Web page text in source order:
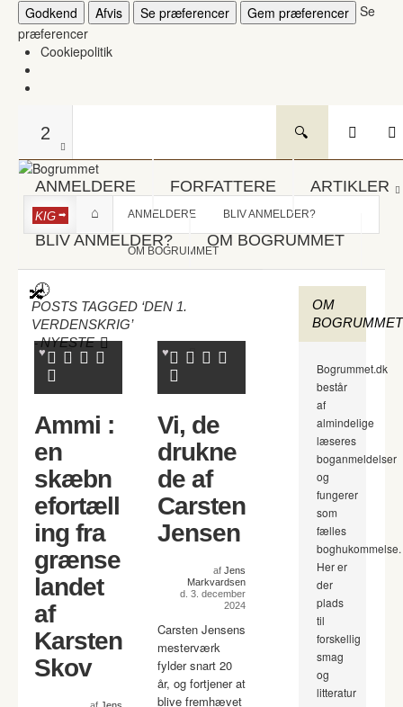
Godkend
Afvis Se præferencer Gem præferencer Se
præferencer
Cookiepolitik
2
ANMELDERE FORFATTERE ARTIKLER
BLIV ANMELDER? OM BOGRUMMET
KIG ANMELDERE BLIV ANMELDER?
OM BOGRUMMET
POSTS TAGGED ‘DEN 1.
VERDENSKRIG’
-NYESTE
Ammi :
en
skæbn
efortæll
ing fra
grænse
landet
af
Karsten
Skov
Vi, de
drukne
de af
Carsten
Jensen
af Jens
Markvardsen
d. 3. december
2024
Carsten Jensens
mesterværk
fylder snart 20
år, og fortjener at
blive fremhævet
OM
BOGRUMMET
Bogrummet.dk
består
af
almindelige
læseres
boganmeldelser
og
fungerer
som
fælles
boghukommelse.
Her er
der
plads
til
forskellig
smag
og
litteratur